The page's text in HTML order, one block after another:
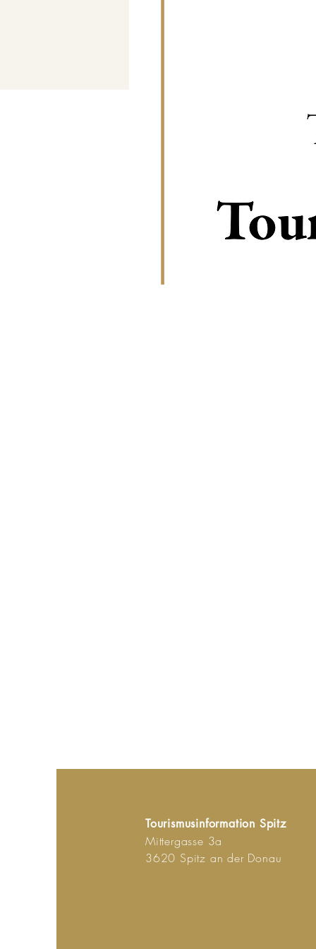
Tourismusinformation Spitz
Mittergasse 3a
3620 Spitz an der Donau